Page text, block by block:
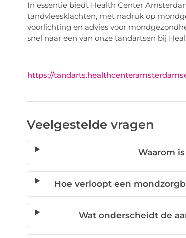
In essentie biedt Health Center
tandvleesklachten, met nadruk op
voorlichting en advies voor
snel naar een van onze tandartsen bij
https://
Veelgestelde vragen
Waarom
Hoe verloopt een
Wat onderscheidt de